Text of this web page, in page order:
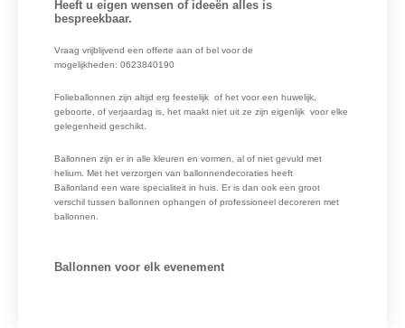
Heeft u eigen wensen of ideeën alles is
bespreekbaar.
Vraag vrijblijvend een offerte aan of bel voor de
mogelijkheden: 0623840190
Folieballonnen zijn altijd erg feestelijk of het voor een huwelijk,
geboorte, of verjaardag is, het maakt niet uit ze zijn eigenlijk voor elke
gelegenheid geschikt.
Ballonnen zijn er in alle kleuren en vormen, al of niet gevuld met
helium. Met het verzorgen van ballonnendecoraties heeft
Ballonland een ware specialiteit in huis. Er is dan ook een groot
verschil tussen ballonnen ophangen of professioneel decoreren met
ballonnen.
Ballonnen voor elk evenement